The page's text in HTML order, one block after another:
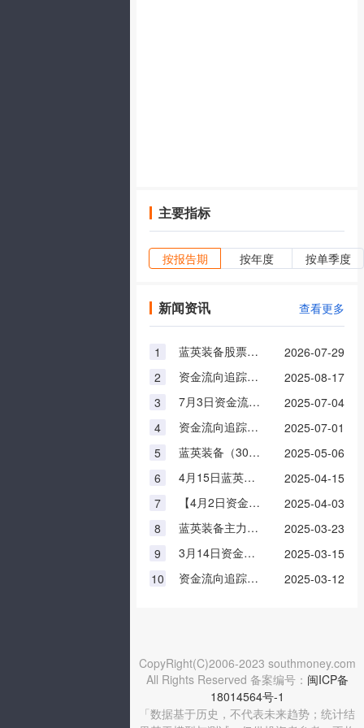
主要指标
按报告期 按年度 按单季度
新闻资讯 查看更多
1 蓝英装备股票：7月28日资金流向查询
2026-07-29
2
资金流向追踪：8月15日蓝英装备资金流向一览表
2025-08-17
3
7月3日资金流向|蓝英装备资金流向查询
2025-07-04
4
资金流向追踪：6月30日蓝英装备资金流向查询
2025-07-01
5
蓝英装备（300293）4月30日个股资金流向
2025-05-06
6
4月15日蓝英装备早盘报21.45元，市值多少？
2025-04-15
7
【4月2日资金流向】蓝英装备资金流向查询
2025-04-03
8
蓝英装备主力动向：3月21日净流入286.34万元
2025-03-23
9
3月14日资金流向一览表|蓝英装备(300293)
2025-03-15
10
资金流向追踪：3月11日蓝英装备资金流向查询 2025-03-12
CopyRight(C)2006-2023 southmoney.com
All Rights Reserved 备案编号： 闽ICP备
18014564号-1
「数据基于历史，不代表未来趋势；统计结